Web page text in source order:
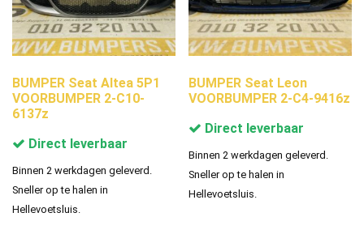
BUMPER Seat Altea 5P1
VOORBUMPER 2-C10-
6137z
Direct leverbaar
Binnen 2 werkdagen geleverd.
Sneller op te halen in
Hellevoetsluis.
BUMPER Seat Leon
VOORBUMPER 2-C4-9416z
Direct leverbaar
Binnen 2 werkdagen geleverd.
Sneller op te halen in
Hellevoetsluis.